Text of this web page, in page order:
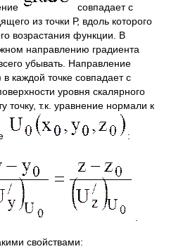
совпадает с
из точки Р, вдоль которого
возрастания функции. В
направлению градиента
убывать. Направление
каждой точке совпадает с
уровня скалярного
точку, т.к. уравнение нормали к
:
свойствами: